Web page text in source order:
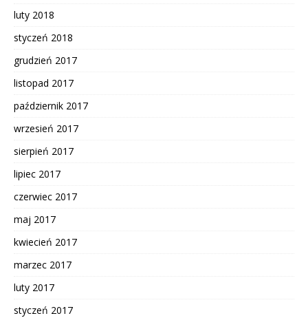
luty 2018
styczeń 2018
grudzień 2017
listopad 2017
październik 2017
wrzesień 2017
sierpień 2017
lipiec 2017
czerwiec 2017
maj 2017
kwiecień 2017
marzec 2017
luty 2017
styczeń 2017